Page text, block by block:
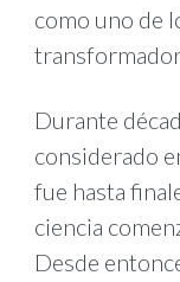
como uno de
Durante
considerado
fue hasta
ciencia
Desde